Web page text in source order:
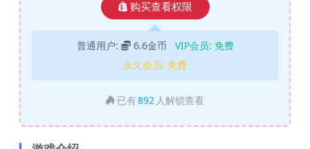
购买查看权限
普通用户: 6.6金币 VIP会员: 免费
永久会员: 免费
已有892 人解锁查看